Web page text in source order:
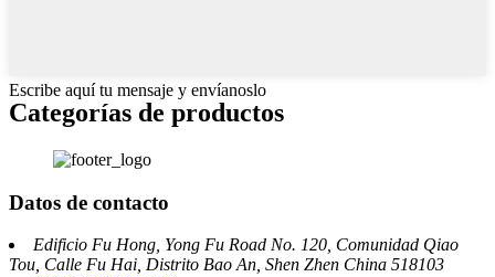
Escribe aquí tu mensaje y envíanoslo
Categorías de productos
Datos de contacto
Edificio Fu Hong, Yong Fu Road No. 120, Comunidad Qiao
Tou, Calle Fu Hai, Distrito Bao An, Shen Zhen China 518103